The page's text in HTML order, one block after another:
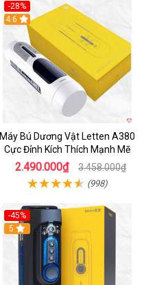
-28%
Hot
4.6
Máy Bú Dương Vật Letten A380
Cực Đỉnh Kích Thích Mạnh Mẽ
2.490.000₫ 3.458.000₫
(998)
-45%
Hot
5